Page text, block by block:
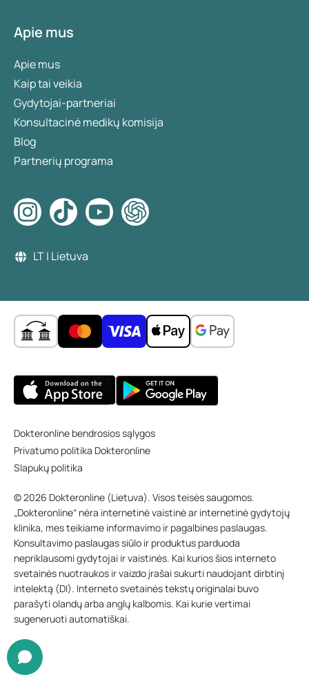
Apie mus
Apie mus
Kaip tai veikia
Gydytojai-partneriai
Konsultacinė medikų komisija
Blog
Partnerių programa
LT | Lietuva
Dokteronline bendrosios sąlygos
Privatumo politika Dokteronline
Slapukų politika
© 2026 Dokteronline (Lietuva). Visos teisės saugomos.
„Dokteronline“ nėra internetinė vaistinė ar internetinė gydytojų
klinika, mes teikiame informavimo ir pagalbines paslaugas.
Konsultavimo paslaugas siūlo ir produktus parduoda
nepriklausomi gydytojai ir vaistinės. Kai kurios šios interneto
svetainės nuotraukos ir vaizdo įrašai sukurti naudojant dirbtinį
intelektą (DI). Interneto svetainės tekstų originalai buvo
parašyti olandų arba anglų kalbomis. Kai kurie vertimai
sugeneruoti automatiškai.